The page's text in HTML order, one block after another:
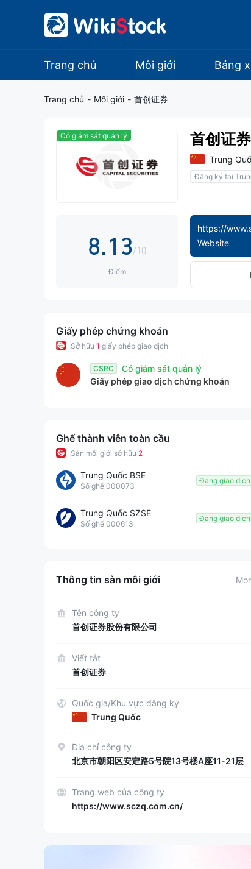
Trang chủ Môi giới Bảng
Trang chủ - Môi giới - 首创证券
Có giám sát quản lý
0
1
2
3
4
5
8.1
2
4
5
6
8
9
0
3
4
6
7
8
/10
Điểm
首创证券
Trung
Đăng ký tại
https://
Website
Giấy phép chứng khoán
Sở hữu 1 giấy phép giao dịch
CSRC
Có giám sát quản lý
Giấy phép giao dịch chứng khoán
Ghế thành viên toàn cầu
Sàn môi giới sở hữu 2
Trung Quốc BSE
Số ghế 000073
Đang giao dịch
Trung Quốc SZSE
Số ghế 000613
Đang giao dịch
Thông tin sàn môi giới
Tên công ty
首创证券股份有限公司
Viết tắt
首创证券
Quốc gia/Khu vực đăng ký
Trung Quốc
Địa chỉ công ty
北京市朝阳区安定路5号院13号楼A座11-21层
Trang web của công ty
https://www.sczq.com.cn/